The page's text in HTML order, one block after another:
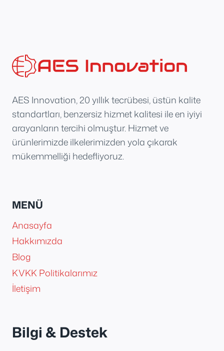
AES Innovation, 20 yıllık tecrübesi, üstün kalite
standartları, benzersiz hizmet kalitesi ile en iyiyi
arayanların tercihi olmuştur. Hizmet ve
ürünlerimizde ilkelerimizden yola çıkarak
mükemmelliği hedefliyoruz.
MENÜ
Anasayfa
Hakkımızda
Blog
KVKK Politikalarımız
İletişim
Bilgi & Destek